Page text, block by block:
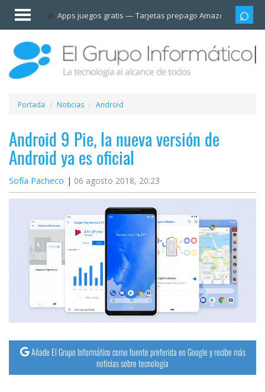
Apps juegos gratis Tarjetas prepago Amazon
Invitado
Iniciar
sesión /
Registrarse
Esenciales
Móviles
Ofertas
Apps
Redes
sociales
Plataformas
streaming
Operadores
Trucos
Tutoriales
Portada Noticias Android
Android 9 Pie, la nueva versión de
Android ya es oficial
Sofía Pacheco 06 agosto 2018, 20:23
Añade El Grupo Informático como fuente preferida en Google y recibe más
noticias sobre tecnología